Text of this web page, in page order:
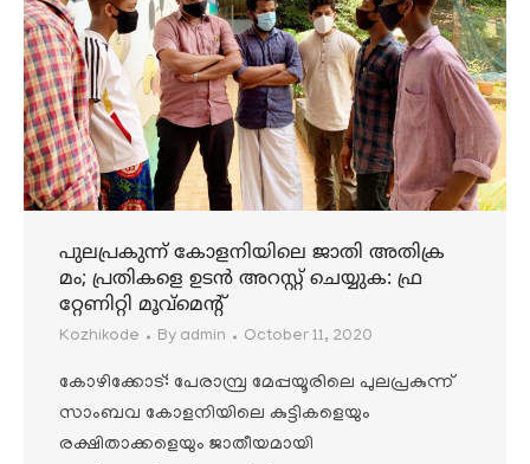
പുലപ്രകുന്ന് കോളനിയിലെ ജാതി അതിക്ര
മം; പ്രതികളെ ഉടന്‍ അറസ്റ്റ് ചെയ്യുക: ഫ്ര
റ്റേണിറ്റി മൂവ്‌മെന്റ്
Kozhikode By admin October 11, 2020
കോഴിക്കോട്: പേരാമ്പ്ര മേപ്പയൂരിലെ പുലപ്രകുന്ന്
സാംബവ കോളനിയിലെ കുട്ടികളെയും
രക്ഷിതാക്കളെയും ജാതീയമായി